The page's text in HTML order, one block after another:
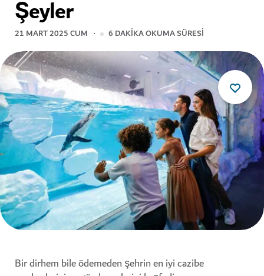
Şeyler
21 MART 2025 CUM 6 DAKIKA OKUMA SÜRESI
Bir dirhem bile ödemeden şehrin en iyi cazibe